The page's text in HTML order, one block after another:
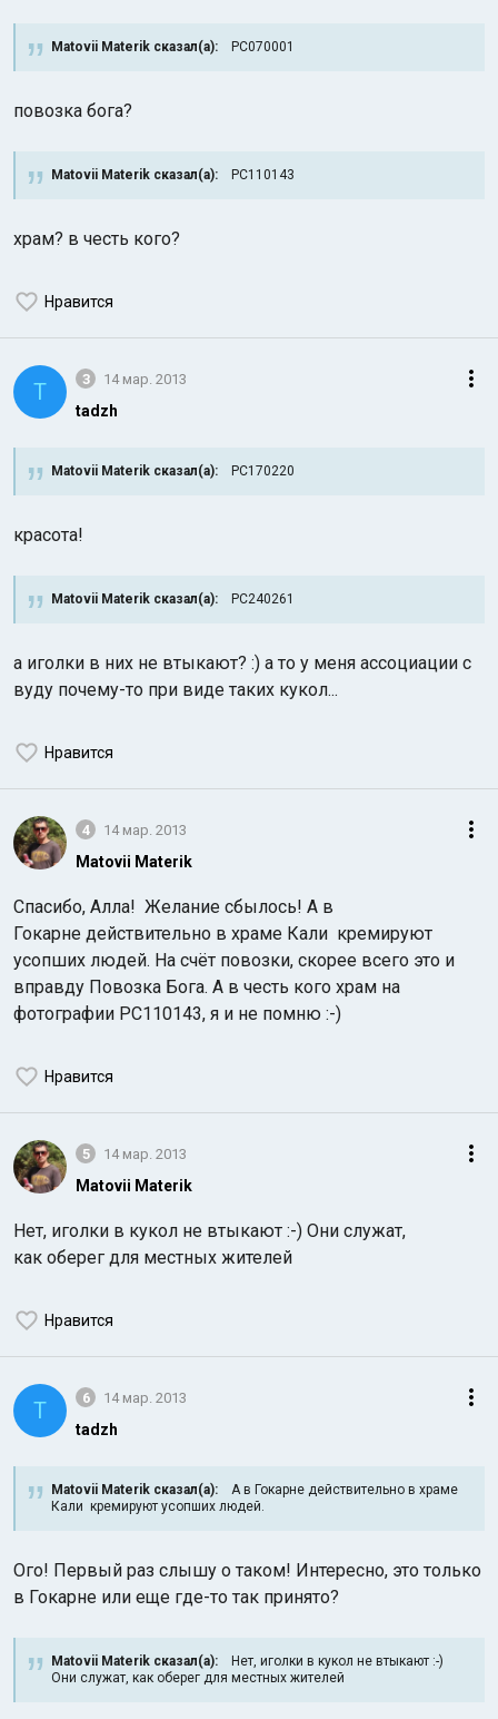
Matovii Materik сказал(а): PC070001
повозка бога?
Matovii Materik сказал(а): PC110143
храм? в честь кого?
Нравится
T 3 14 мар. 2013
tadzh
Matovii Materik сказал(а): PC170220
красота!
Matovii Materik сказал(а): PC240261
а иголки в них не втыкают? :) а то у меня ассоциации с
вуду почему-то при виде таких кукол...
Нравится
4 14 мар. 2013
Matovii Materik
Спасибо, Алла! Желание сбылось! А в
Гокарне действительно в храме Кали кремируют
усопших людей. На счёт повозки, скорее всего это и
вправду Повозка Бога. А в честь кого храм на
фотографии PC110143, я и не помню :-)
Нравится
5 14 мар. 2013
Matovii Materik
Нет, иголки в кукол не втыкают :-) Они служат,
как оберег для местных жителей
Нравится
T 6 14 мар. 2013
tadzh
Matovii Materik сказал(а): А в Гокарне действительно в храме
Кали кремируют усопших людей.
Ого! Первый раз слышу о таком! Интересно, это только
в Гокарне или еще где-то так принято?
Matovii Materik сказал(а): Нет, иголки в кукол не втыкают :-)
Они служат, как оберег для местных жителей